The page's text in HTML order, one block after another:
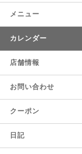
メニュー
カレンダー
店舗情報
お問い合わせ
クーポン
日記